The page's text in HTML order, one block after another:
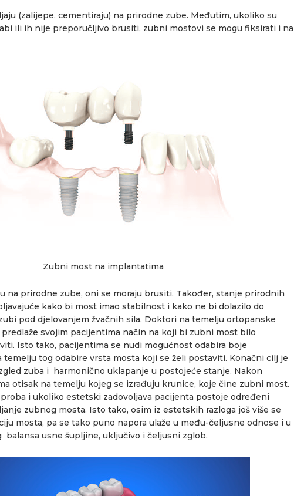
(zalijepe, cementiraju) na prirodne zube. Međutim, ukoliko su
ili ih nije preporučljivo brusiti, zubni mostovi se mogu fiksirati i na
Zubni most na implantatima
na prirodne zube, oni se moraju brusiti. Također, stanje prirodnih
kako bi most imao stabilnost i kako ne bi dolazilo do
pod djelovanjem žvačnih sila. Doktori na temelju ortopanske
svojim pacijentima način na koji bi zubni most bilo
Isto tako, pacijentima se nudi mogućnost odabira boje
temelju tog odabire vrsta mosta koji se želi postaviti. Konačni cilj je
zuba i harmonično uklapanje u postojeće stanje. Nakon
otisak na temelju kojeg se izrađuju krunice, koje čine zubni most.
i ukoliko estetski zadovoljava pacijenta postoje određeni
zubnog mosta. Isto tako, osim iz estetskih razloga još više se
mosta, pa se tako puno napora ulaže u među-čeljusne odnose i u
usne šupljine, uključivo i čeljusni zglob.